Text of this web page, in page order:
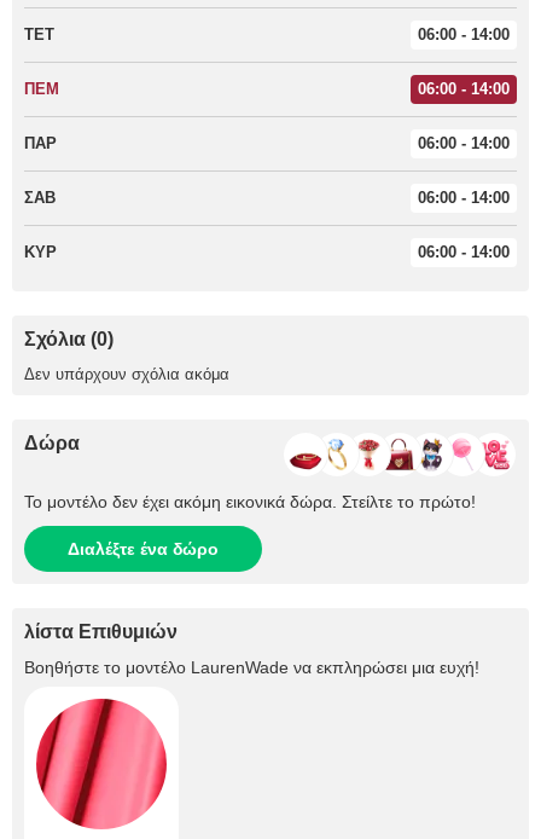
ΤΕΤ 06:00 - 14:00
ΠΕΜ 06:00 - 14:00
ΠΑΡ 06:00 - 14:00
ΣΑΒ 06:00 - 14:00
ΚΥΡ 06:00 - 14:00
Σχόλια (0)
Δεν υπάρχουν σχόλια ακόμα
Δώρα
Το μοντέλο δεν έχει ακόμη εικονικά δώρα. Στείλτε το πρώτο!
Διαλέξτε ένα δώρο
λίστα Επιθυμιών
Βοηθήστε το μοντέλο LaurenWade να εκπληρώσει μια ευχή!